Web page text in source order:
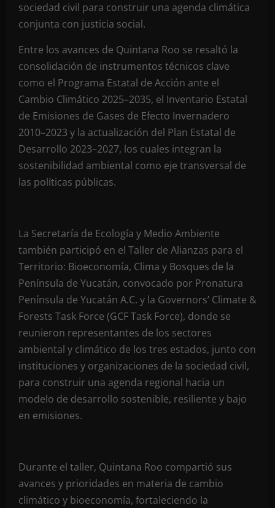
sociedad civil para construir una agenda climática
conjunta con justicia social.
Entre los avances de Quintana Roo se resaltó la
consolidación de instrumentos técnicos clave
como el Programa Estatal de Acción ante el
Cambio Climático 2025–2035, el Inventario Estatal
de Emisiones de Gases de Efecto Invernadero
2010–2023 y la actualización del Plan Estatal de
Desarrollo 2023–2027, los cuales integran la
sostenibilidad ambiental como eje transversal de
las políticas públicas.
La Secretaría de Ecología y Medio Ambiente
también participó en el Taller de Alianzas para el
Territorio: Bioeconomía, Clima y Bosques de la
Península de Yucatán, convocado por Pronatura
Península de Yucatán A.C. y la Governors’ Climate &
Forests Task Force (GCF Task Force), donde se
reunieron representantes de los sectores
ambiental y climático de los tres estados, junto con
instituciones y organizaciones de la sociedad civil,
para construir una agenda regional hacia un
modelo de desarrollo sostenible, resiliente y bajo
en emisiones.
Durante el taller, Quintana Roo compartió sus
avances y prioridades en materia de cambio
climático y bioeconomía, fortaleciendo la